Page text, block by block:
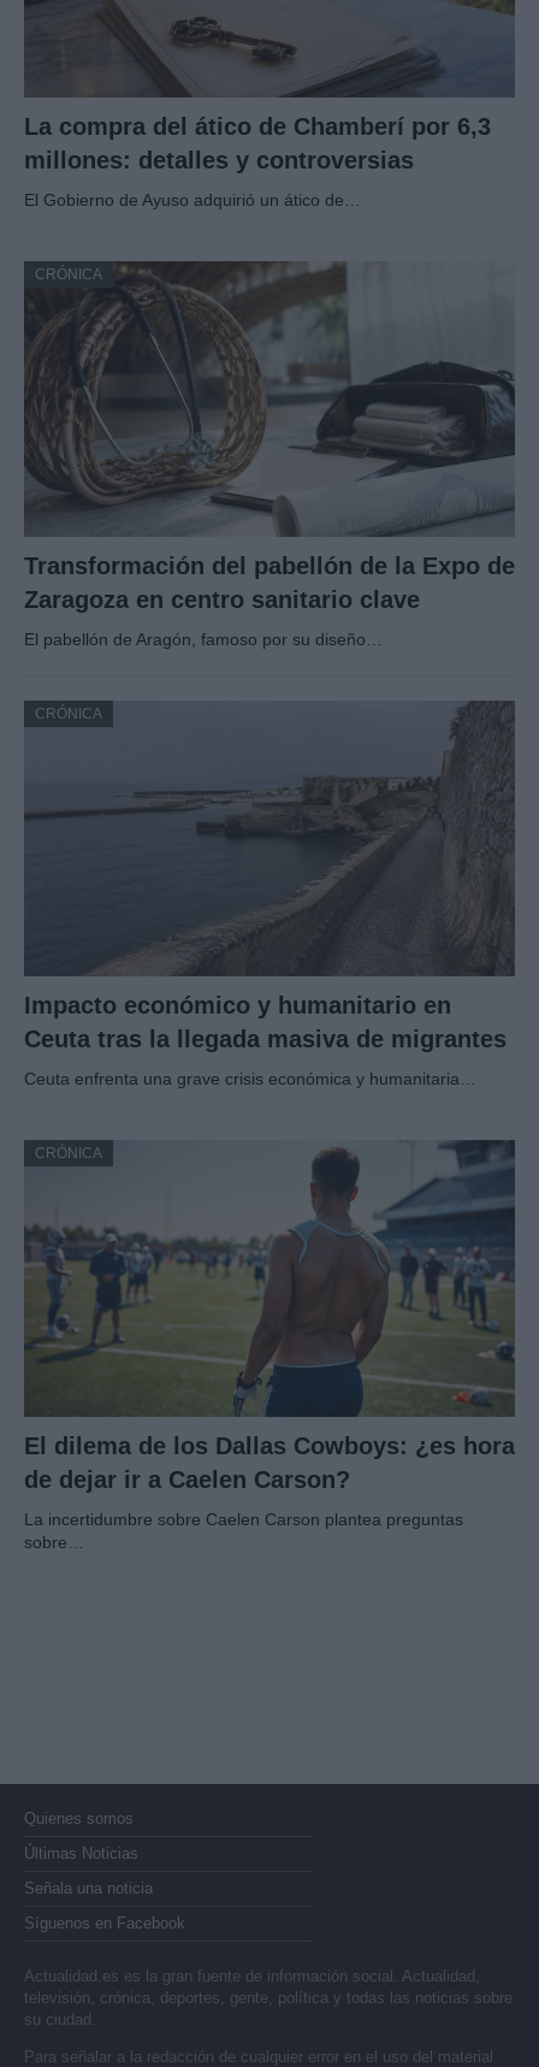
La compra del ático de Chamberí por 6,3
millones: detalles y controversias
El Gobierno de Ayuso adquirió un ático de…
CRÓNICA
Transformación del pabellón de la Expo de
Zaragoza en centro sanitario clave
El pabellón de Aragón, famoso por su diseño…
CRÓNICA
Impacto económico y humanitario en
Ceuta tras la llegada masiva de migrantes
Ceuta enfrenta una grave crisis económica y humanitaria…
CRÓNICA
El dilema de los Dallas Cowboys: ¿es hora
de dejar ir a Caelen Carson?
La incertidumbre sobre Caelen Carson plantea preguntas
sobre…
Quienes somos
Últimas Noticias
Señala una noticia
Síguenos en Facebook
Actualidad.es es la gran fuente de información social. Actualidad,
televisión, crónica, deportes, gente, política y todas las noticias sobre
su ciudad.
Para señalar a la redacción de cualquier error en el uso del material